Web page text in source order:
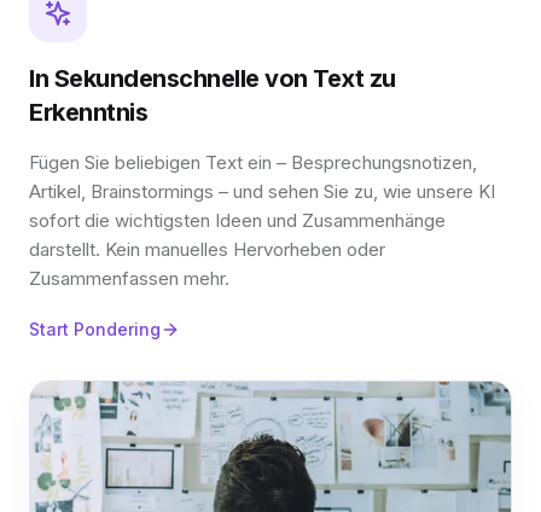
In Sekundenschnelle von Text zu
Erkenntnis
Fügen Sie beliebigen Text ein – Besprechungsnotizen,
Artikel, Brainstormings – und sehen Sie zu, wie unsere KI
sofort die wichtigsten Ideen und Zusammenhänge
darstellt. Kein manuelles Hervorheben oder
Zusammenfassen mehr.
Start Pondering